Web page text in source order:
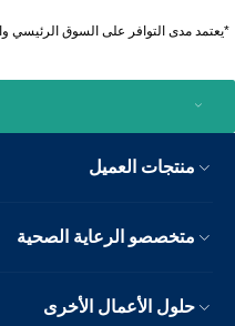
مدى التوافر على السوق الرئيسي
منتجات العميل
متخصصو الرعاية الصحية
حلول الأعمال الأخرى